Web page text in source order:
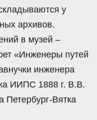
у
архивов.
в музей –
«Инженеры путей
инженера
ИИПС 1888 г. В.В.
Петербург-Вятка